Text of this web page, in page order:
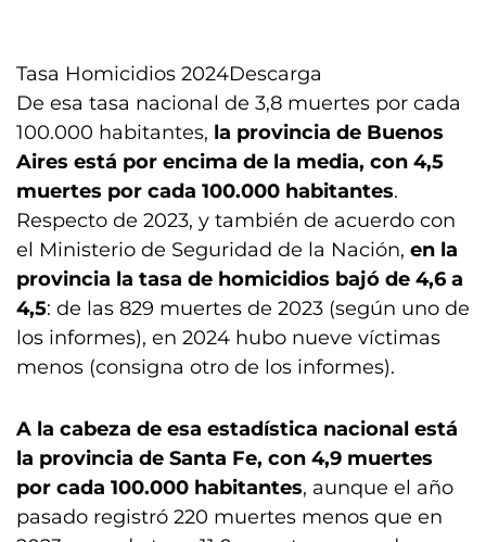
Tasa Homicidios 2024Descarga
De esa tasa nacional de 3,8 muertes por cada
100.000 habitantes, la provincia de Buenos
Aires está por encima de la media, con 4,5
muertes por cada 100.000 habitantes.
Respecto de 2023, y también de acuerdo con
el Ministerio de Seguridad de la Nación, en la
provincia la tasa de homicidios bajó de 4,6 a
4,5: de las 829 muertes de 2023 (según uno de
los informes), en 2024 hubo nueve víctimas
menos (consigna otro de los informes).
A la cabeza de esa estadística nacional está
la provincia de Santa Fe, con 4,9 muertes
por cada 100.000 habitantes, aunque el año
pasado registró 220 muertes menos que en